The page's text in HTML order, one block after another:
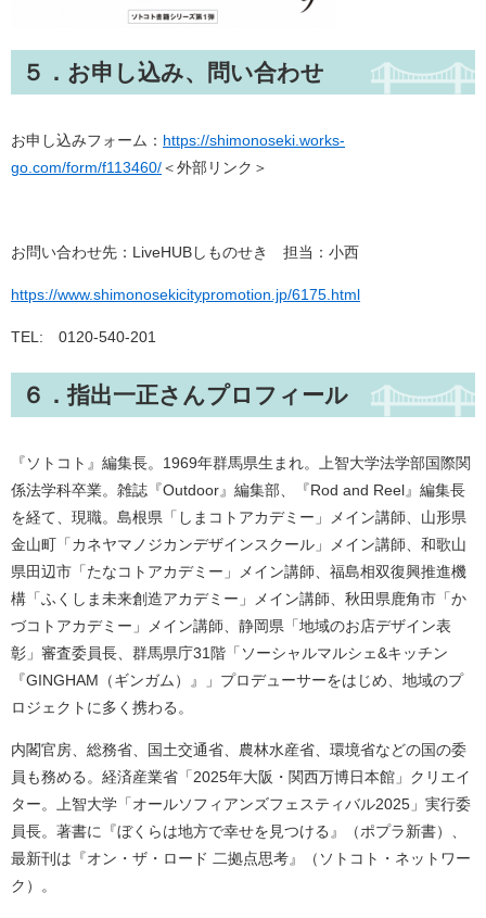
５．お申し込み、問い合わせ
お申し込みフォーム： https://shimonoseki.works-
go.com/form/f113460/＜外部リンク＞
お問い合わせ先：LiveHUBしものせき 担当：小西
https://www.shimonosekicitypromotion.jp/6175.html
TEL: 0120-540-201
６．指出一正さんプロフィール
『ソトコト』編集長。1969年群馬県生まれ。上智大学法学部国際関
係法学科卒業。雑誌『Outdoor』編集部、『Rod and Reel』編集長
を経て、現職。島根県「しまコトアカデミー」メイン講師、山形県
金山町「カネヤマノジカンデザインスクール」メイン講師、和歌山
県田辺市「たなコトアカデミー」メイン講師、福島相双復興推進機
構「ふくしま未来創造アカデミー」メイン講師、秋田県鹿角市「か
づコトアカデミー」メイン講師、静岡県「地域のお店デザイン表
彰」審査委員長、群馬県庁31階「ソーシャルマルシェ&キッチン
『GINGHAM（ギンガム）』」プロデューサーをはじめ、地域のプ
ロジェクトに多く携わる。
内閣官房、総務省、国土交通省、農林水産省、環境省などの国の委
員も務める。経済産業省「2025年大阪・関西万博日本館」クリエイ
ター。上智大学「オールソフィアンズフェスティバル2025」実行委
員長。著書に『ぼくらは地方で幸せを見つける』（ポプラ新書）、
最新刊は『オン・ザ・ロード 二拠点思考』（ソトコト・ネットワー
ク）。